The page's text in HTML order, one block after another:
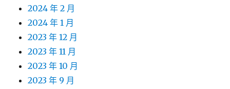
2024 年 2 月
2024 年 1 月
2023 年 12 月
2023 年 11 月
2023 年 10 月
2023 年 9 月